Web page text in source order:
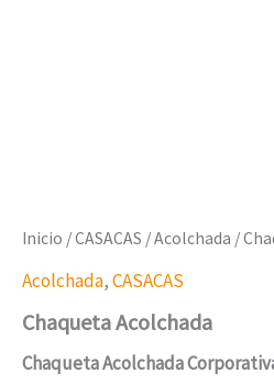
Inicio /CASACAS /Acolchada /
Acolchada,CASACAS
Chaqueta Acolchada
Chaqueta Acolchada